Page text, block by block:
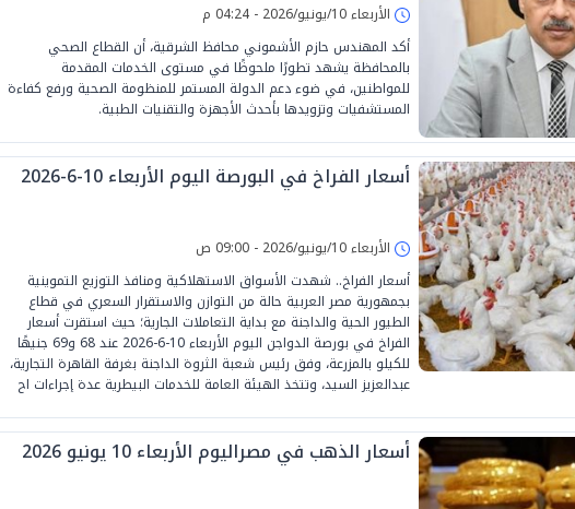
الأربعاء 10/يونيو/2026 - 04:24 م
أكد المهندس حازم الأشموني محافظ الشرقية، أن القطاع الصحي
بالمحافظة يشهد تطورًا ملحوظًا في مستوى الخدمات المقدمة
للمواطنين، في ضوء دعم الدولة المستمر للمنظومة الصحية ورفع كفاءة
المستشفيات وتزويدها بأحدث الأجهزة والتقنيات الطبية.
أسعار الفراخ في البورصة اليوم الأربعاء 10-6-2026
الأربعاء 10/يونيو/2026 - 09:00 ص
أسعار الفراخ.. شهدت الأسواق الاستهلاكية ومنافذ التوزيع التموينية
بجمهورية مصر العربية حالة من التوازن والاستقرار السعري في قطاع
الطيور الحية والداجنة مع بداية التعاملات الجارية؛ حيث استقرت أسعار
الفراخ في بورصة الدواجن اليوم الأربعاء 10-6-2026 عند 68 و69 جنيهًا
للكيلو بالمزرعة، وفق رئيس شعبة الثروة الداجنة بغرفة القاهرة التجارية،
عبدالعزيز السيد، وتتخذ الهيئة العامة للخدمات البيطرية عدة إجراءات اح
أسعار الذهب في مصراليوم الأربعاء 10 يونيو 2026